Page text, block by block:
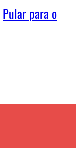
Pular para o